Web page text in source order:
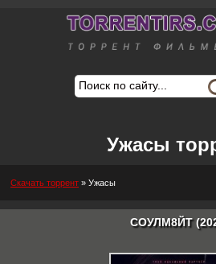
Ужасы
Скачать торрент » Ужасы
СОУЛМ8ЙТ